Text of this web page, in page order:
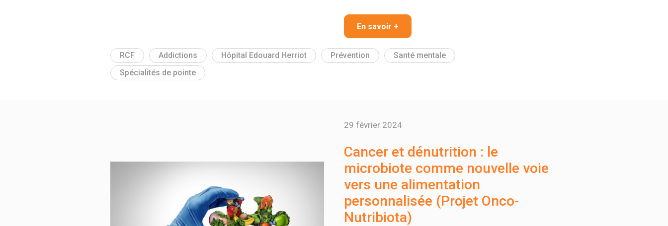
En savoir +
RCF Addictions Hôpital Edouard Herriot Prévention
Santé mentale
Spécialités de pointe
29 février 2024
Cancer et dénutrition : le
microbiote comme nouvelle voie
vers une alimentation
personnalisée (Projet Onco-
Nutribiota)